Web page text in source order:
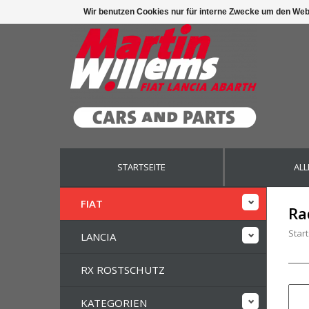
STARTSEITE
FIAT
LANCIA
RX ROSTSCHUTZ
KATEGORIEN
Wir benutzen Cookies nur für interne Zwecke um den